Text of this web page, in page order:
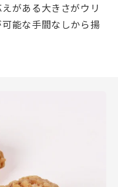
がある大きさがウリ
能な手間なしから揚